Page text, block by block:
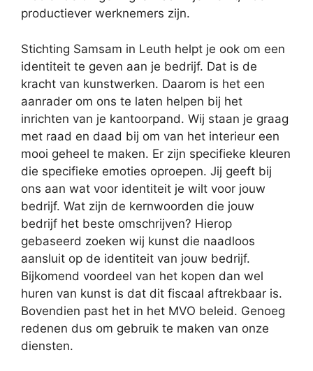
productiever werknemers zijn.
Stichting Samsam in Leuth helpt je ook om een
identiteit te geven aan je bedrijf. Dat is de
kracht van kunstwerken. Daarom is het een
aanrader om ons te laten helpen bij het
inrichten van je kantoorpand. Wij staan je graag
met raad en daad bij om van het interieur een
mooi geheel te maken. Er zijn specifieke kleuren
die specifieke emoties oproepen. Jij geeft bij
ons aan wat voor identiteit je wilt voor jouw
bedrijf. Wat zijn de kernwoorden die jouw
bedrijf het beste omschrijven? Hierop
gebaseerd zoeken wij kunst die naadloos
aansluit op de identiteit van jouw bedrijf.
Bijkomend voordeel van het kopen dan wel
huren van kunst is dat dit fiscaal aftrekbaar is.
Bovendien past het in het MVO beleid. Genoeg
redenen dus om gebruik te maken van onze
diensten.